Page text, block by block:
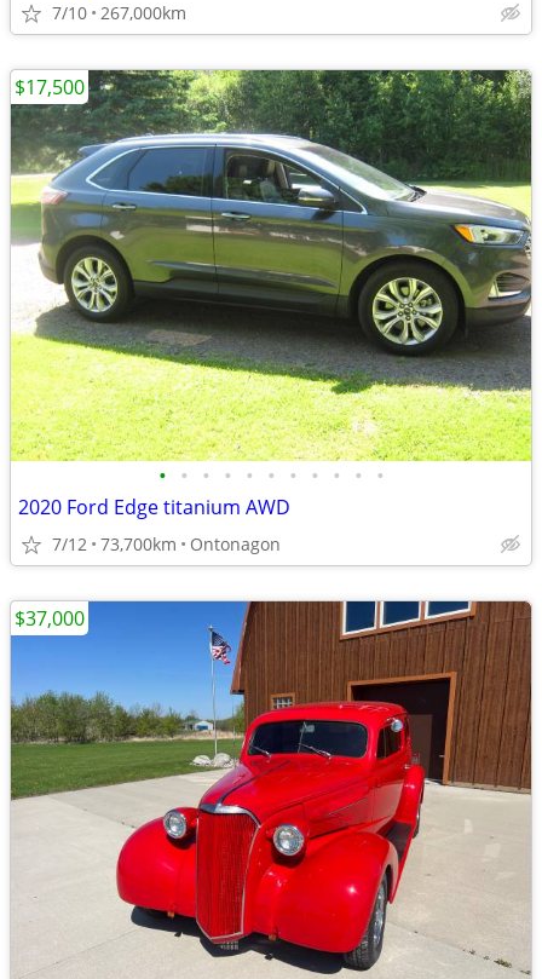
7/10 267,000km
• • • • • • • • • • •
2020 Ford Edge titanium AWD
7/12 73,700km Ontonagon
$17,500
$37,000